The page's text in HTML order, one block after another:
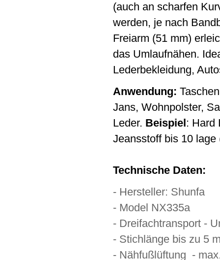
(auch an scharfen
werden, je nach
Freiarm (51 mm)
das Umlaufnähen.
Lederbekleidung,
Anwendung:
Jans, Wohnpolster,
Leder. Beispiel: Hard
Jeansstoff bis 10
Technische Daten:
- Hersteller: Shunfa
- Model NX335a
- Dreifachtransport -
- Stichlänge bis zu 5
- Nähfußlüftung -